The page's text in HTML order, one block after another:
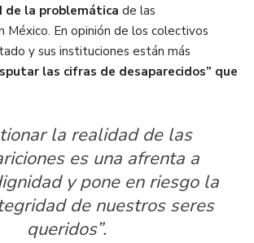
de la problemática de las
México. En opinión de los colectivos
y sus instituciones están más
las cifras de desaparecidos” que
la realidad de las
es una afrenta a
y pone en riesgo la
de nuestros seres
queridos”.